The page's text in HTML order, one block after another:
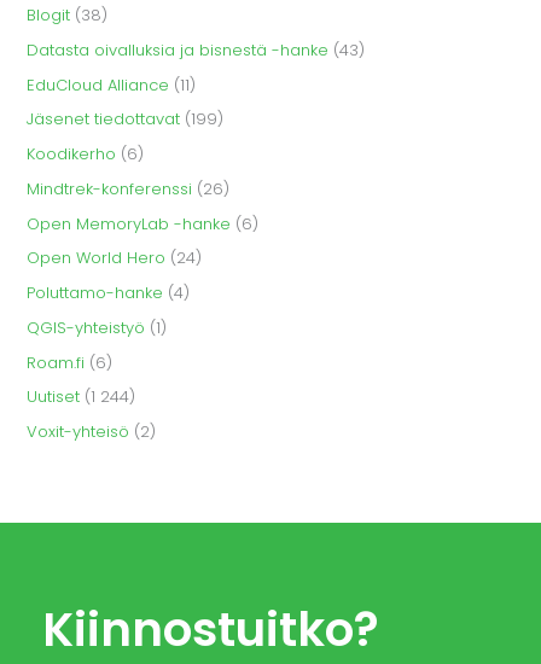
Blogit (38)
Datasta oivalluksia ja bisnestä -hanke (43)
EduCloud Alliance (11)
Jäsenet tiedottavat (199)
Koodikerho (6)
Mindtrek-konferenssi (26)
Open MemoryLab -hanke (6)
Open World Hero (24)
Poluttamo-hanke (4)
QGIS-yhteistyö (1)
Roam.fi (6)
Uutiset (1 244)
Voxit-yhteisö (2)
Kiinnostuitko?